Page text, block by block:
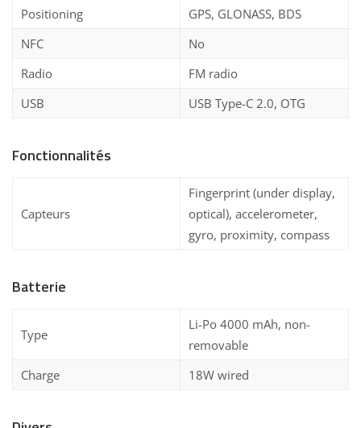
Positioning
GPS, GLONASS, BDS
NFC
No
Radio
FM radio
USB
USB Type-C 2.0, OTG
Fonctionnalités
Capteurs
Fingerprint (under display,
optical), accelerometer,
gyro, proximity, compass
Batterie
Type
Li-Po 4000 mAh, non-
removable
Charge
18W wired